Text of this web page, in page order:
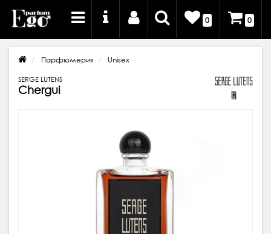
0 0
Парфюмерия Unisex
SERGE LUTENS
Chergui